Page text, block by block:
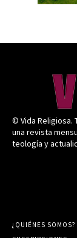
© Vida Religiosa.
una revista
teología y
¿QUIÉNES SOMOS?